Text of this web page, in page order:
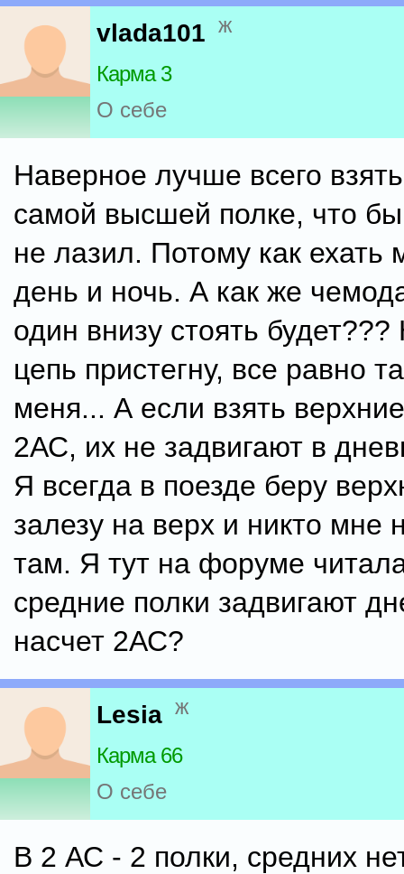
vlada101 ж
Карма 3
О себе
Наверное лучше всего
самой высшей полке, что бы
не лазил. Потому как ехать
день и ночь. А как же
один внизу стоять
цепь пристегну, все равно
меня... А если взять
2АС, их не задвигают в
Я всегда в поезде беру
залезу на верх и никто мне
там. Я тут на форуме
средние полки задвигают
насчет 2АС?
Lesia ж
Карма 66
О себе
В 2 АС - 2 полки, средних